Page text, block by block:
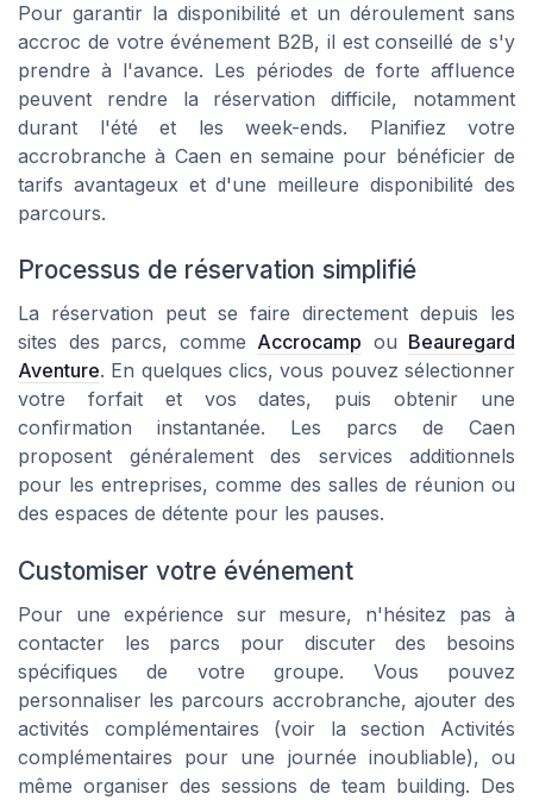
Pour garantir la disponibilité et un déroulement sans
accroc de votre événement B2B, il est conseillé de s'y
prendre à l'avance. Les périodes de forte affluence
peuvent rendre la réservation difficile, notamment
durant l'été et les week-ends. Planifiez votre
accrobranche à Caen en semaine pour bénéficier de
tarifs avantageux et d'une meilleure disponibilité des
parcours.
Processus de réservation simplifié
La réservation peut se faire directement depuis les
sites des parcs, comme Accrocamp ou Beauregard
Aventure. En quelques clics, vous pouvez sélectionner
votre forfait et vos dates, puis obtenir une
confirmation instantanée. Les parcs de Caen
proposent généralement des services additionnels
pour les entreprises, comme des salles de réunion ou
des espaces de détente pour les pauses.
Customiser votre événement
Pour une expérience sur mesure, n'hésitez pas à
contacter les parcs pour discuter des besoins
spécifiques de votre groupe. Vous pouvez
personnaliser les parcours accrobranche, ajouter des
activités complémentaires (voir la section Activités
complémentaires pour une journée inoubliable), ou
même organiser des sessions de team building. Des